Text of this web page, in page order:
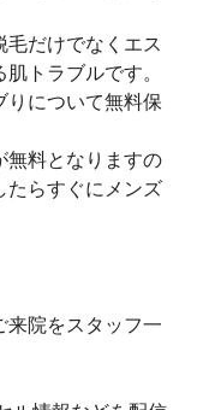
毛だけでなくエス
トラブルです。
りについて無料保
無料となりますの
たらすぐにメンズ
来院をスタッフ一